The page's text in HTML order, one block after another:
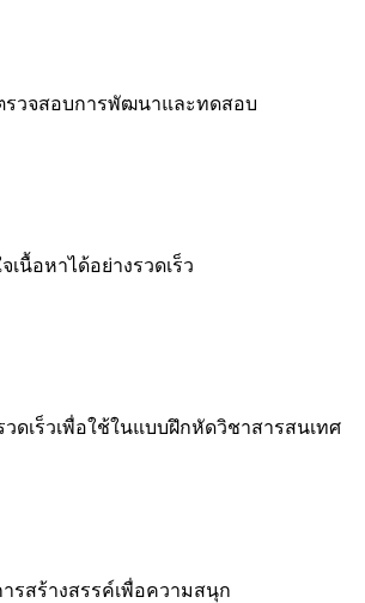
รวจสอบการพัฒนาและทดสอบ
นื้อหาได้อย่างรวดเร็ว
ดเร็วเพื่อใช้ในแบบฝึกหัดวิชาสารสนเทศ
รสร้างสรรค์เพื่อความสนุก